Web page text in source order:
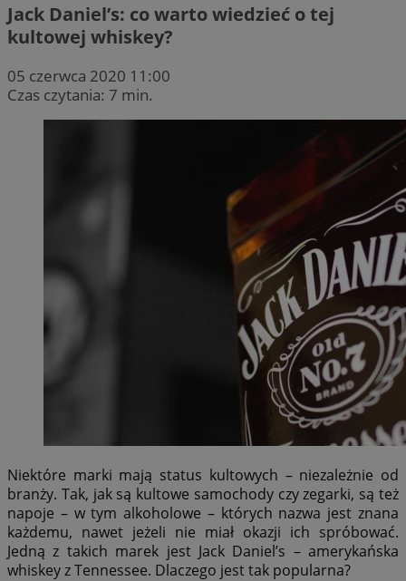
Jack Daniel’s: co warto wiedzieć o tej
kultowej whiskey?
05 czerwca 2020 11:00
Czas czytania: 7 min.
Niektóre marki mają status kultowych – niezależnie od
branży. Tak, jak są kultowe samochody czy zegarki, są też
napoje – w tym alkoholowe – których nazwa jest znana
każdemu, nawet jeżeli nie miał okazji ich spróbować.
Jedną z takich marek jest Jack Daniel’s – amerykańska
whiskey z Tennessee. Dlaczego jest tak popularna?